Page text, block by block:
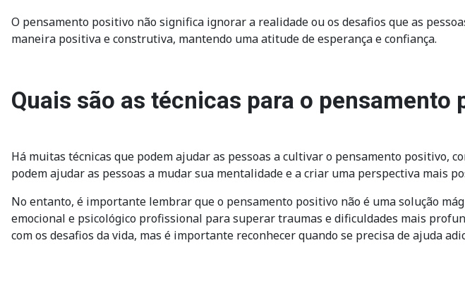
O pensamento positivo não significa ignorar a realidade ou os desafios que as
maneira positiva e construtiva, mantendo uma atitude de esperança e confiança.
Quais são as técnicas para o pensamento
Há muitas técnicas que podem ajudar as pessoas a cultivar o pensamento positivo,
podem ajudar as pessoas a mudar sua mentalidade e a criar uma perspectiva mais
No entanto, é importante lembrar que o pensamento positivo não é uma solução
emocional e psicológico profissional para superar traumas e dificuldades mais
com os desafios da vida, mas é importante reconhecer quando se precisa de ajuda